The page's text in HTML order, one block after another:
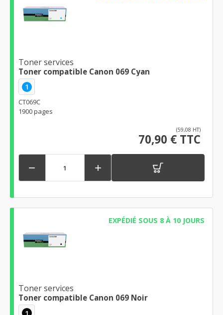
Toner services
Toner compatible Canon 069 Cyan
1
CT069C
1900 pages
(59,08 HT)
70,90 € TTC
 
EXPÉDIÉ SOUS 8 À 10 JOURS
Toner services
Toner compatible Canon 069 Noir
1